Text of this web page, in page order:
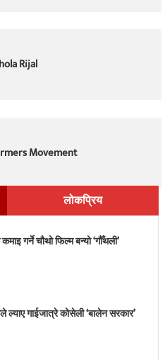
Rijal
Movement
लोकप्रिय
गर्ने चौथो फिल्म बन्यो ‘गौँथली’
ल्याए गाईजात्रे कोसेली ‘बालेन सरकार’